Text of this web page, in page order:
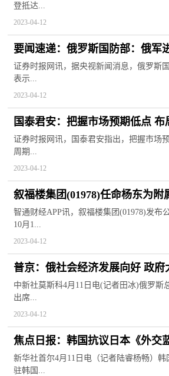
登抵达...
2023-04-12
要闻速递：俄罗斯国防部：俄军
弹试射
证券时报网讯，据央视新闻消息，俄罗斯
表示...
2023-04-12
国泰君安：把握市场预期低点 布
证券时报网讯，国泰君安指出，把握市场
周期...
2023-04-12
叙福楼集团(01978)任命杨东为附
官
智通财经APP讯，叙福楼集团(01978)发布
10月1...
2023-04-12
普京：俄社会经济发展向好 政府
热推荐
中新社莫斯科4月11日电(记者田冰)俄罗斯
出席...
2023-04-12
焦点日报：韩国抗议日本《外交
权主张
新华社首尔4月11日电（记者陆睿杨畅）
驻韩国...